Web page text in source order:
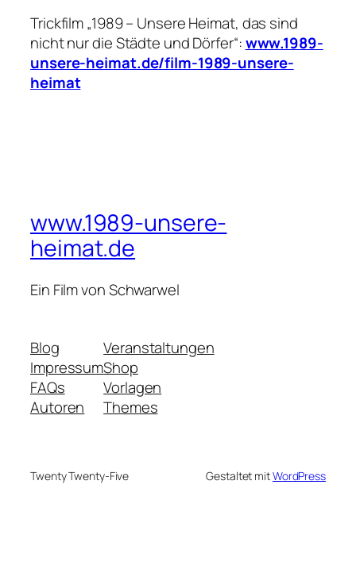
Trickfilm „1989 – Unsere Heimat, das sind
nicht nur die Städte und Dörfer“:www.1989-
unsere-heimat.de/film-1989-unsere-
heimat
www.1989-unsere-
heimat.de
Ein Film von Schwarwel
Blog
Impressum
FAQs
Autoren
Veranstaltungen
Shop
Vorlagen
Themes
Twenty Twenty-Five Gestaltet mitWordPress